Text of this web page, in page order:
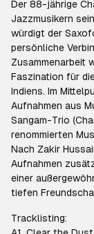
Der 88-jährige
Jazzmusikern
würdigt der
persönliche
Zusammenarbeit
Faszination für
Indiens. Im
Aufnahmen aus
Sangam-Trio
renommierten
Nach Zakir
Aufnahmen
einer
tiefen
Tracklisting: